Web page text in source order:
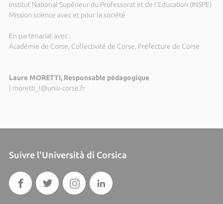
Institut National Supérieur du Professorat et de l'Education (INSPE)
Mission science avec et pour la société
En partenariat avec :
Académie de Corse, Collectivité de Corse, Préfecture de Corse
Laure MORETTI, Responsable pédagogique
moretti_l@univ-corse.fr
Suivre l'Università di Corsica